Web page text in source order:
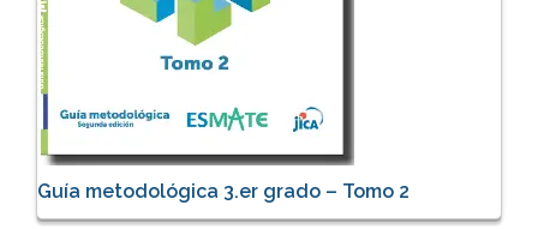
Guía metodológica 3.er grado – Tomo 2